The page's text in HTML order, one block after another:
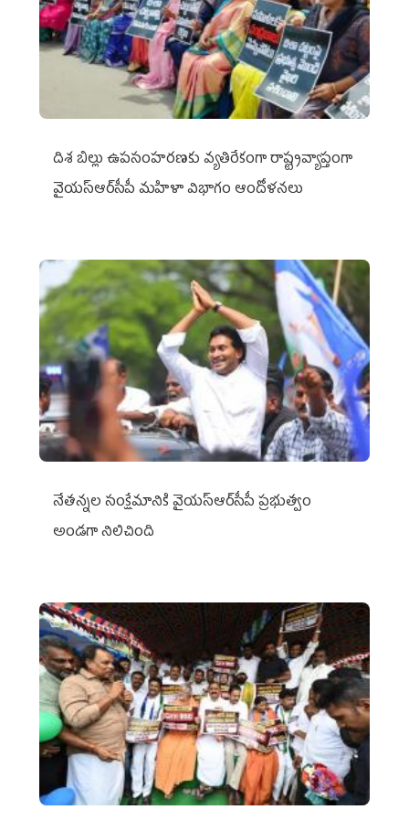
దిశ బిల్లు ఉపసంహరణకు వ్యతిరేకంగా రాష్ట్రవ్యాప్తంగా
వైయ‌స్ఆర్‌సీపీ మహిళా విభాగం ఆందోళనలు
నేతన్నల సంక్షేమానికి వైయ‌స్ఆర్‌సీపీ ప్రభుత్వం
అండగా నిలిచింది